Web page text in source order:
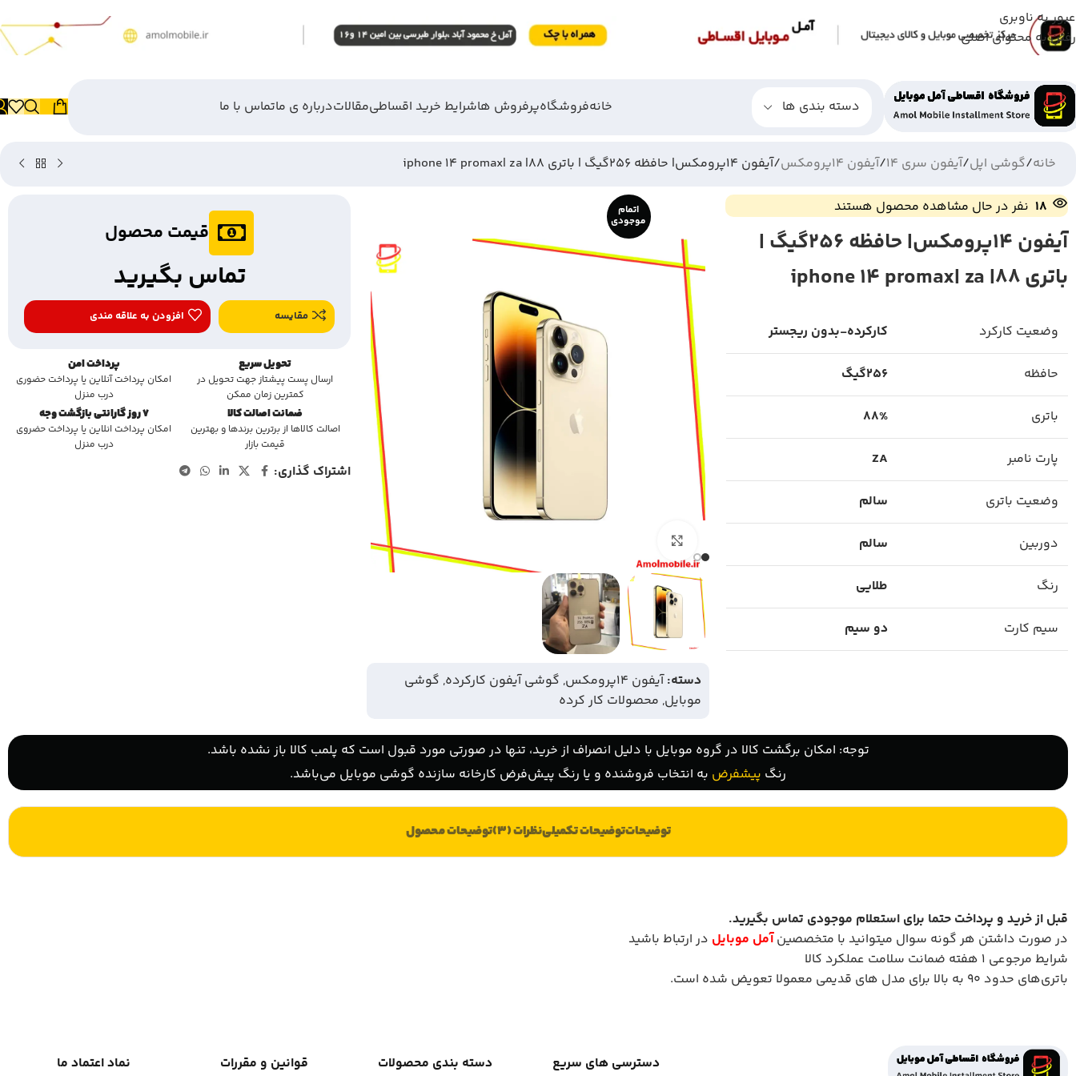
عبور به ناوبری
رفتن به محتوای اصلی
دسته بندی ها خانهفروشگاهپرفروش هاشرایط خرید اقساطیمقالاتدرباره ی ماتماس با ما
خانه گوشی اپل آیفون سری 14 آیفون 14پرومکس آیفون 14پرومکس| حافظه 256گیگ | باتری 88| iphone 14 promax| za
18 نفر در حال مشاهده محصول هستند
آیفون 14پرومکس| حافظه 256گیگ |
باتری 88| iphone 14 promax| za
وضعیت کارکرد کارکرده-بدون ریجستر
حافظه 256گیگ
باتری 88%
پارت نامبر ZA
وضعیت باتری سالم
دوربین سالم
رنگ طلایی
سیم کارت دو سیم
اتمام
موجودی
دسته:آیفون 14پرومکس , گوشی آیفون کارکرده, گوشی
موبایل, محصولات کار کرده
قیمت محصول
تماس بگیرید
مقایسه افزودن به علاقه مندی
تحویل سریع
ارسال پست پیشتاز جهت تحویل در
کمترین زمان ممکن
ضمانت اصالت کالا
اصالت کالاها از برترین برندها و بهترین
قیمت بازار
پرداخت امن
امکان پرداخت آنلاین یا پرداخت حضوری
درب منزل
7 روز گارانتی بازگشت وجه
امکان پرداخت انلاین یا پرداخت حضروی
درب منزل
اشتراک گذاری:
توجه: امکان برگشت کالا در گروه موبایل با دلیل انصراف از خرید، تنها در صورتی مورد قبول است که پلمب کالا باز نشده باشد.
رنگ پیشفرض به انتخاب فروشنده و یا رنگ پیش‌فرض کارخانه سازنده گوشی موبایل می‌باشد.
توضیحاتتوضیحات تکمیلینظرات (3) توضیحات محصول
قبل از خرید و پرداخت حتما برای استعلام موجودی تماس بگیرید.
در صورت داشتن هر گونه سوال میتوانید با متخصصینآمل موبایل در ارتباط باشید
شرایط مرجوعی 1 هفته ضمانت سلامت عملکرد کالا
باتری‌های حدود ۹۰ به بالا برای مدل های قدیمی معمولا تعویض شده است.
دسترسی های سریع دسته بندی محصولات قوانین و مقررات نماد اعتماد ما